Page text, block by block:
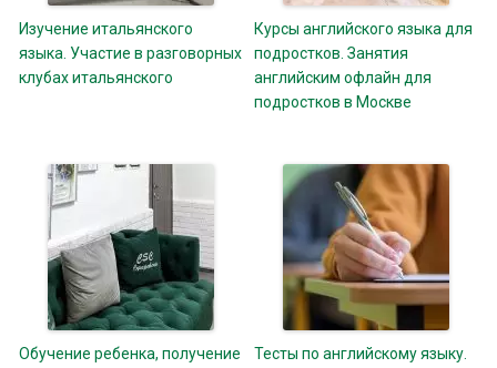
Изучение итальянского
языка. Участие в разговорных
клубах итальянского
Курсы английского языка для
подростков. Занятия
английским офлайн для
подростков в Москве
Обучение ребенка, получение
Тесты по английскому языку.